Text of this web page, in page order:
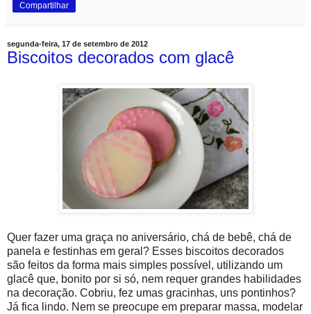
Compartilhar
segunda-feira, 17 de setembro de 2012
Biscoitos decorados com glacê
Quer fazer uma graça no aniversário, chá de bebê, chá de
panela e festinhas em geral? Esses biscoitos decorados
são feitos da forma mais simples possível, utilizando um
glacê que, bonito por si só, nem requer grandes habilidades
na decoração. Cobriu, fez umas gracinhas, uns pontinhos?
Já fica lindo. Nem se preocupe em preparar massa, modelar